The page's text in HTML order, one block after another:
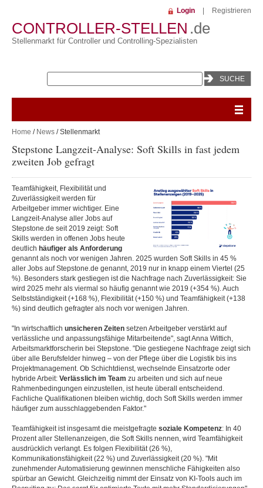
CONTROLLER-STELLEN .de
Stellenmarkt für Controller und Controlling-Spezialisten
Login Registrieren
Home / News / Stellenmarkt
Stepstone Langzeit-Analyse: Soft Skills in fast jedem
zweiten Job gefragt
Teamfähigkeit, Flexibilität und
Zuverlässigkeit werden für
Arbeitgeber immer wichtiger. Eine
Langzeit-Analyse aller Jobs auf
Stepstone.de seit 2019 zeigt: Soft
Skills werden in offenen Jobs heute
deutlich häufiger als Anforderung
genannt als noch vor wenigen Jahren. 2025 wurden Soft Skills in 45 %
aller Jobs auf Stepstone.de genannt, 2019 nur in knapp einem Viertel (25
%). Besonders stark gestiegen ist die Nachfrage nach Zuverlässigkeit: Sie
wird 2025 mehr als viermal so häufig genannt wie 2019 (+354 %). Auch
Selbstständigkeit (+168 %), Flexibilität (+150 %) und Teamfähigkeit (+138
%) sind deutlich gefragter als noch vor wenigen Jahren.
"In wirtschaftlich unsicheren Zeiten setzen Arbeitgeber verstärkt auf
verlässliche und anpassungsfähige Mitarbeitende", sagt Anna Wittich,
Arbeitsmarktforscherin bei Stepstone. "Die gestiegene Nachfrage zeigt sich
über alle Berufsfelder hinweg – von der Pflege über die Logistik bis ins
Projektmanagement. Ob Schichtdienst, wechselnde Einsatzorte oder
hybride Arbeit: Verlässlich im Team zu arbeiten und sich auf neue
Rahmenbedingungen einzustellen, ist heute überall entscheidend.
Fachliche Qualifikationen bleiben wichtig, doch Soft Skills werden immer
häufiger zum ausschlaggebenden Faktor."
Teamfähigkeit ist insgesamt die meistgefragte soziale Kompetenz: In 40
Prozent aller Stellenanzeigen, die Soft Skills nennen, wird Teamfähigkeit
ausdrücklich verlangt. Es folgen Flexibilität (26 %),
Kommunikationsfähigkeit (22 %) und Zuverlässigkeit (20 %). "Mit
zunehmender Automatisierung gewinnen menschliche Fähigkeiten also
spürbar an Gewicht. Gleichzeitig nimmt der Einsatz von KI-Tools auch im